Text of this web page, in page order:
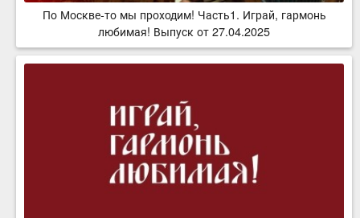
По Москве-то мы проходим! Часть1. Играй, гармонь
любимая! Выпуск от 27.04.2025